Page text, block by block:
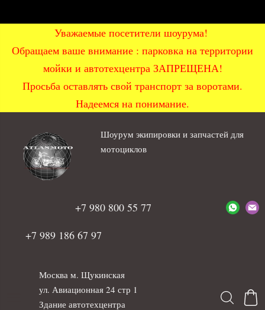
Уважаемые посетители шоурума!
Обращаем ваше внимание : парковка на территории
мойки и автотехцентра ЗАПРЕЩЕНА!
Просьба оставлять свой транспорт за воротами.
Надеемся на понимание.
Шоурум экипировки и запчастей для
мотоциклов
+7 980 800 55 77
+7 989 186 67 97
Москва м. Щукинская
ул. Авиационная 24 стр 1
Здание автотехцентра